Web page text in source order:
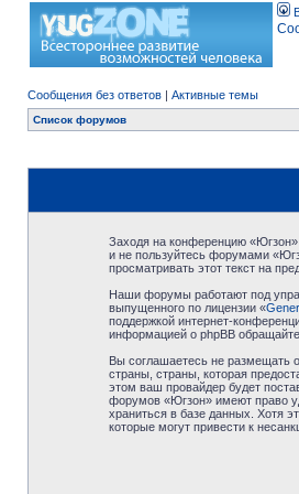
Сообщения без ответов | Активные темы
Список форумов
Заходя на конференцию
и не пользуйтесь форумами
просматривать этот текст на
Наши форумы работают под
выпущенного по лицензии «
поддержкой интернет-
информацией о phpBB
Вы соглашаетесь не размещать
страны, страны, которая
этом ваш провайдер будет
форумов «Югзон» имеют право
храниться в базе данных. Хотя
которые могут привести к